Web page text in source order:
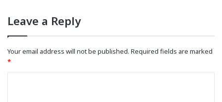
Leave a Reply
Your email address will not be published. Required fields are marked
*